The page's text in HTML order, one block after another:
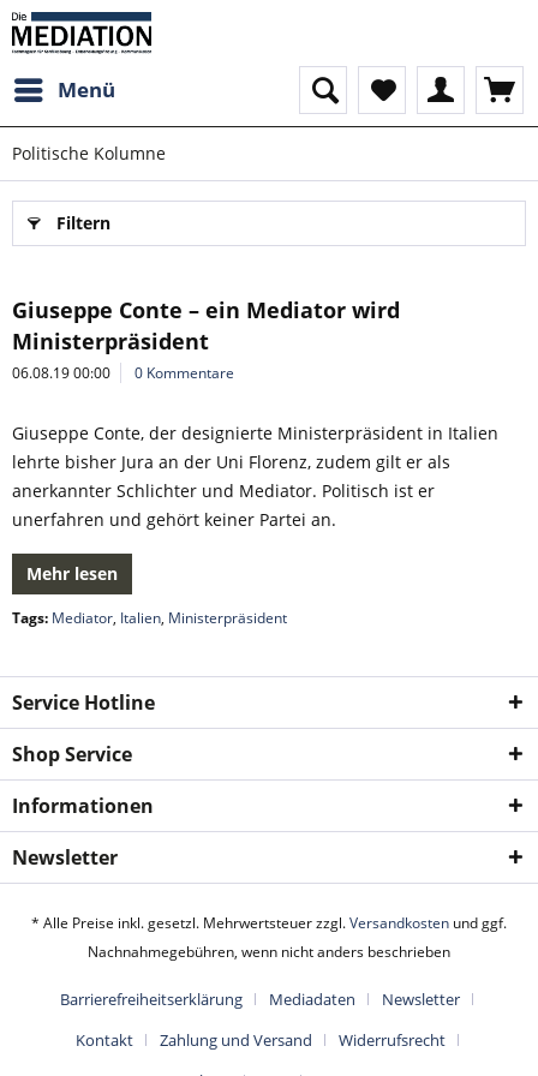
Menü
Politische Kolumne
Filtern
Giuseppe Conte – ein Mediator wird
Ministerpräsident
06.08.19 00:00 0 Kommentare
Giuseppe Conte, der designierte Ministerpräsident in Italien
lehrte bisher Jura an der Uni Florenz, zudem gilt er als
anerkannter Schlichter und Mediator. Politisch ist er
unerfahren und gehört keiner Partei an.
Mehr lesen
Tags: Mediator, Italien, Ministerpräsident
Service Hotline
Shop Service
Informationen
Newsletter
* Alle Preise inkl. gesetzl. Mehrwertsteuer zzgl.Versandkosten und ggf.
Nachnahmegebühren, wenn nicht anders beschrieben
Barrierefreiheitserklärung Mediadaten
Newsletter
Kontakt
Zahlung und Versand
Widerrufsrecht